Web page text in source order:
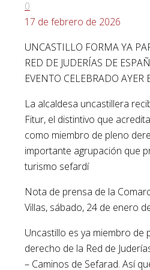
0
17 de febrero de 2026
UNCASTILLO FORMA YA
RED DE JUDERÍAS DE
EVENTO CELEBRADO
La alcaldesa uncastillera
Fitur, el distintivo que
como miembro de pleno
importante agrupación que
turismo sefardí
Nota de prensa de la
Villas, sábado, 24 de enero
Uncastillo es ya miembro de
derecho de la Red de
– Caminos de Sefarad. Así